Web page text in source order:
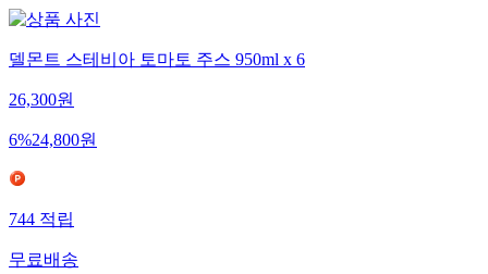
델몬트 스테비아 토마토 주스 950ml x 6
26,300원
6%24,800원
744 적립
무료배송